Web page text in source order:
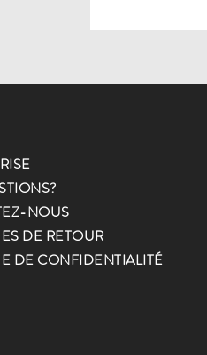
NOUS
DE RETOUR
DE CONFIDENTIALITÉ